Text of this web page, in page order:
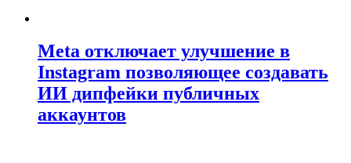
Meta отключает улучшение в
Instagram позволяющее создавать
ИИ дипфейки публичных
аккаунтов